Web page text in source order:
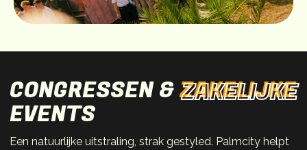
CONGRESSEN &ZAKELIJKE
EVENTS
Een natuurlijke uitstraling, strak gestyled. Palmcity helpt